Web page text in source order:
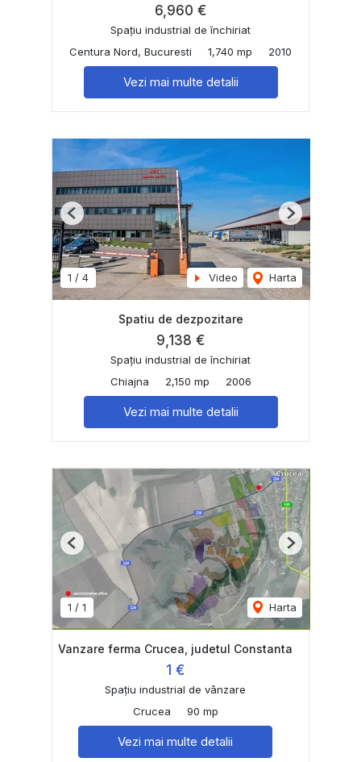
6,960 €
Spațiu industrial de închiriat
Centura Nord, Bucuresti
1,740 mp 2010
Vezi mai multe detalii
1 / 4 Video Harta
Previous Next
Spatiu de dezpozitare
9,138 €
Spațiu industrial de închiriat
Chiajna
2,150 mp 2006
Vezi mai multe detalii
1 / 1 Harta
Previous Next
Vanzare ferma Crucea, judetul Constanta
1 €
Spațiu industrial de vânzare
Crucea
90 mp
Vezi mai multe detalii